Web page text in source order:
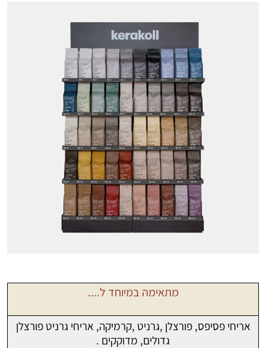
מתאימה במיוחד ל....
אריחי פסיפס, פורצלן ,גרניט ,קרמיקה, אריחי גרניט פורצלן
גדולים, מדוקקים .